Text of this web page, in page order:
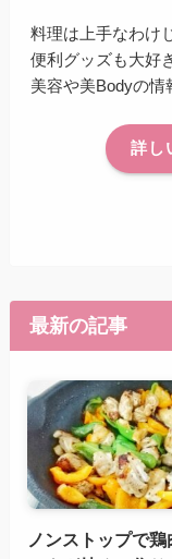
料理は上手なわけ
便利グッズも大好
美容や美Bodyの
詳し
最新の記事
ノンストップで鶏